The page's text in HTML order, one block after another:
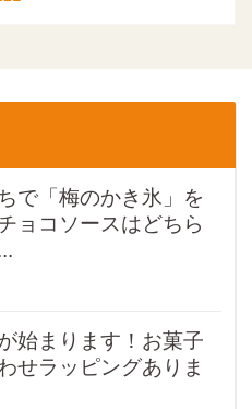
で「梅のかき氷」を
ョコソースはどちら
始まります！お菓子
せラッピングありま